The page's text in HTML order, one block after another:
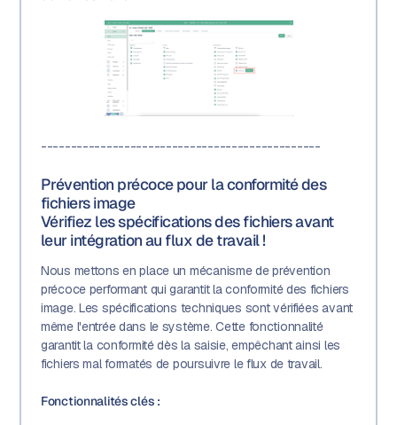
-----------------------------------------------
Prévention précoce pour la conformité des
fichiers image
Vérifiez les spécifications des fichiers avant
leur intégration au flux de travail !
Nous mettons en place un mécanisme de prévention
précoce performant qui garantit la conformité des fichiers
image. Les spécifications techniques sont vérifiées avant
même l'entrée dans le système. Cette fonctionnalité
garantit la conformité dès la saisie, empêchant ainsi les
fichiers mal formatés de poursuivre le flux de travail.
Fonctionnalités clés :